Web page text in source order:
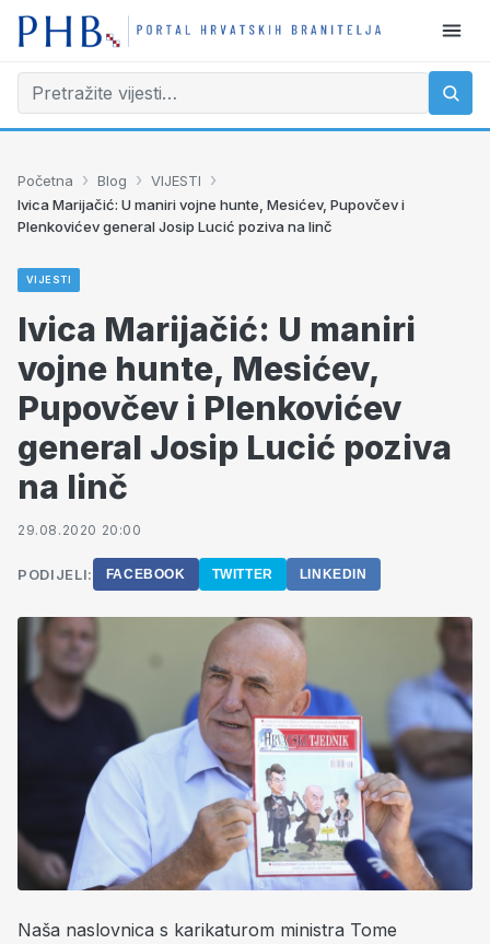
Početna › Blog › VIJESTI ›
Ivica Marijačić: U maniri vojne hunte, Mesićev, Pupovčev i
Plenkovićev general Josip Lucić poziva na linč
VIJESTI
Ivica Marijačić: U maniri
vojne hunte, Mesićev,
Pupovčev i Plenkovićev
general Josip Lucić poziva
na linč
29.08.2020 20:00
PODIJELI: FACEBOOK TWITTER LINKEDIN
Naša naslovnica s karikaturom ministra Tome